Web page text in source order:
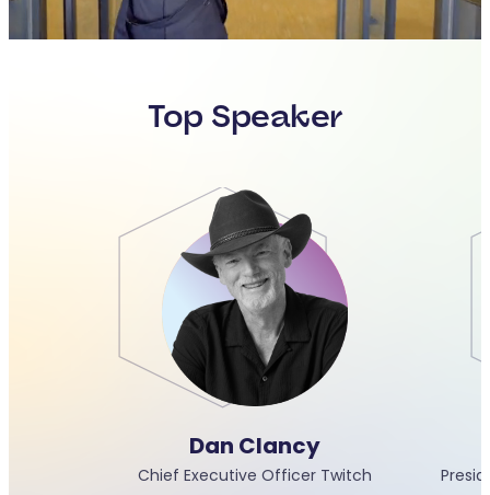
Top Speaker
Dan Clancy
Chief Executive Officer Twitch